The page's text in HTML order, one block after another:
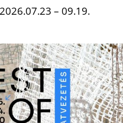
– 09.19.